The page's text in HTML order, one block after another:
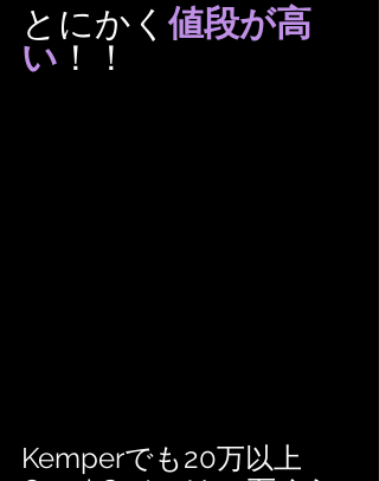
とにかく値段が高
い ！！
Kemperでも20万以上